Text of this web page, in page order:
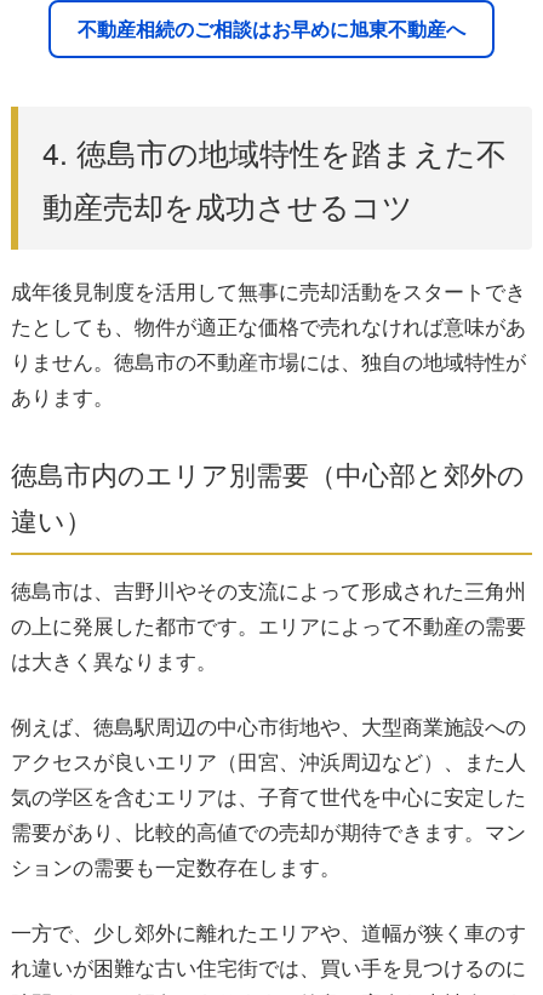
不動産相続のご相談はお早めに旭東不動産へ
4. 徳島市の地域特性を踏まえた不
動産売却を成功させるコツ
成年後見制度を活用して無事に売却活動をスタートでき
たとしても、物件が適正な価格で売れなければ意味があ
りません。徳島市の不動産市場には、独自の地域特性が
あります。
徳島市内のエリア別需要（中心部と郊外の
違い）
徳島市は、吉野川やその支流によって形成された三角州
の上に発展した都市です。エリアによって不動産の需要
は大きく異なります。
例えば、徳島駅周辺の中心市街地や、大型商業施設への
アクセスが良いエリア（田宮、沖浜周辺など）、また人
気の学区を含むエリアは、子育て世代を中心に安定した
需要があり、比較的高値での売却が期待できます。マン
ションの需要も一定数存在します。
一方で、少し郊外に離れたエリアや、道幅が狭く車のす
れ違いが困難な古い住宅街では、買い手を見つけるのに